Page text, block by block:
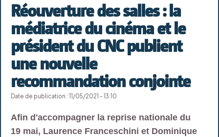
Réouverture des salles : la
médiatrice du cinéma et le
président du CNC publient
une nouvelle
recommandation conjointe
Date de publication : 11/05/2021 - 13:10
Afin d'accompagner la reprise nationale du
19 mai, Laurence Franceschini et Dominique